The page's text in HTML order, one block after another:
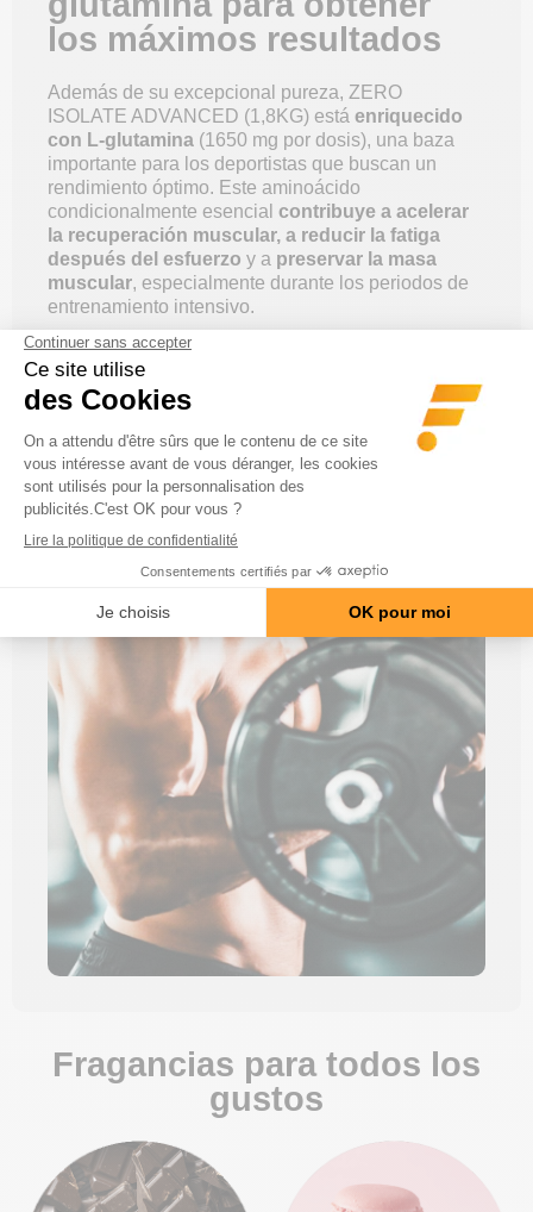
los máximos resultados
Además de su excepcional pureza, ZERO
ISOLATE ADVANCED (1,8KG) está enriquecido
con L-glutamina (1650 mg por dosis), una baza
importante para los deportistas que buscan un
rendimiento óptimo. Este aminoácido
condicionalmente esencial contribuye a acelerar
la recuperación muscular, a reducir la fatiga
después del esfuerzo y a preservar la masa
muscular, especialmente durante los periodos de
entrenamiento intensivo.
Ideal en la fase seca
azúcares y grasas
proteico elevado controlando al mismo tiempo las
perfil completo de aminoácidos
favorece la regeneración de las fibras
musculares y optimiza el crecimiento
cada sesión.
Fragancias para todos los
gustos